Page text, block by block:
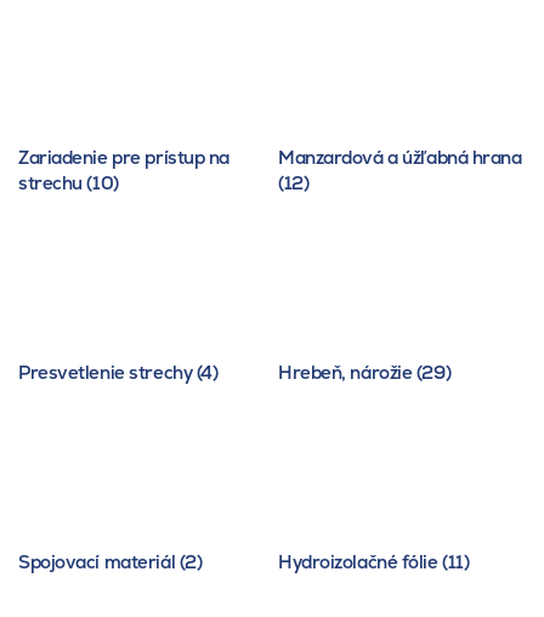
Zariadenie pre prístup na
strechu (10)
Manzardová a úžľabná hrana
(12)
Presvetlenie strechy (4) Hrebeň, nárožie (29)
Spojovací materiál (2) Hydroizolačné fólie (11)